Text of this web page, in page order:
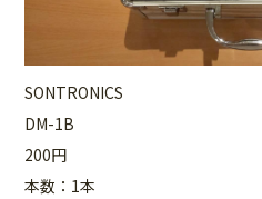
SONTRONICS
DM-1B
200円
本数：1本